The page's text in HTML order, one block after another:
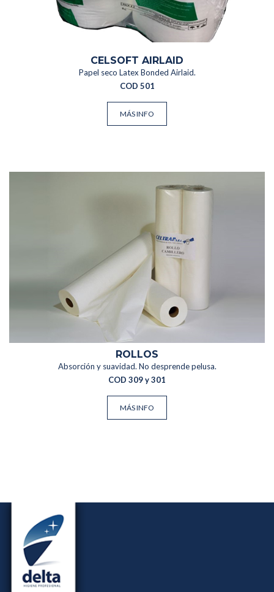
CELSOFT AIRLAID
Papel seco Latex Bonded Airlaid.
COD 501
MÁS INFO
ROLLOS
Absorción y suavidad. No desprende pelusa.
COD 309 y 301
MÁS INFO